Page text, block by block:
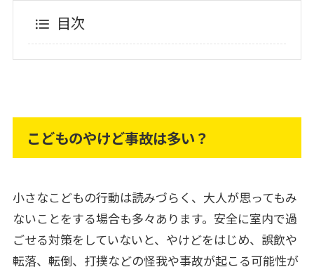
目次
こどものやけど事故は多い？
小さなこどもの行動は読みづらく、大人が思ってもみ
ないことをする場合も多々あります。安全に室内で過
ごせる対策をしていないと、やけどをはじめ、誤飲や
転落、転倒、打撲などの怪我や事故が起こる可能性が